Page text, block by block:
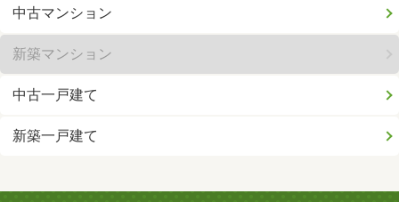
中古マンション
新築マンション
中古一戸建て
新築一戸建て